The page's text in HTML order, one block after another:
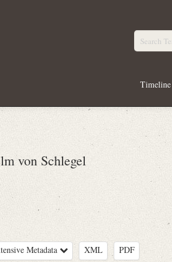
Timeline
von Schlegel
Metadata XML PDF